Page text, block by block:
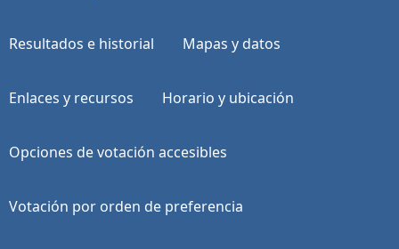
Resultados e historial Mapas y datos
Enlaces y recursos Horario y ubicación
Opciones de votación accesibles
Votación por orden de preferencia